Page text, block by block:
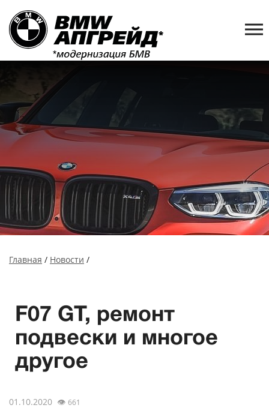
Главная / Новости /
F07 GT, ремонт
подвески и многое
другое
01.10.2020 👁 661